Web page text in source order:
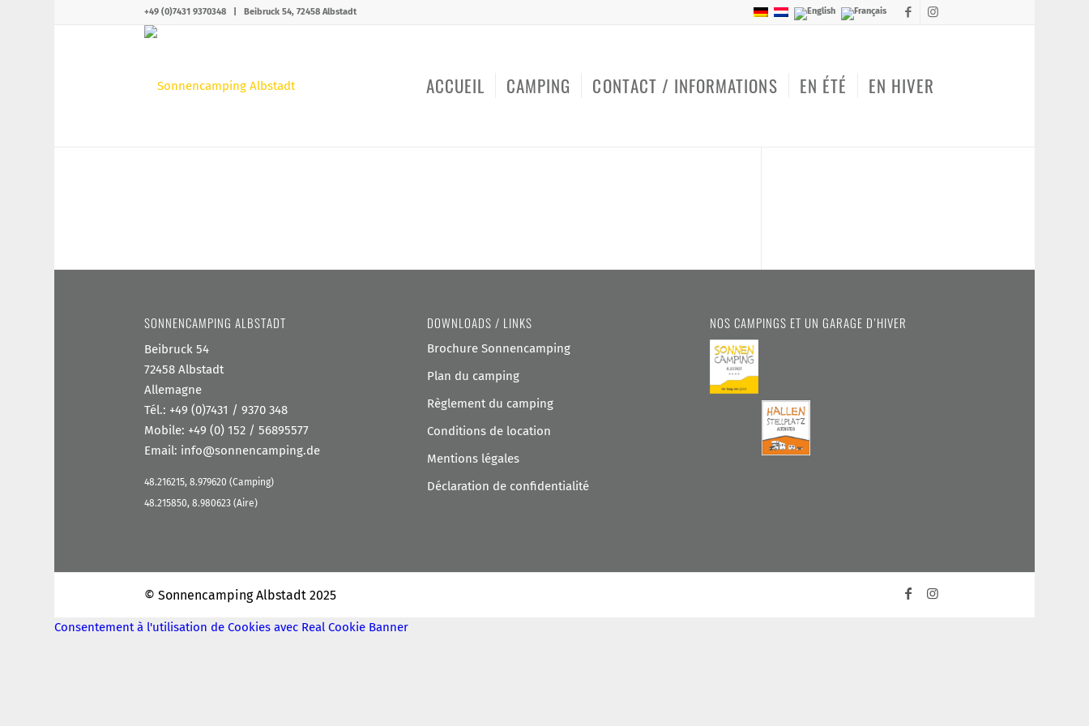
+49 (0)7431 9370348| Beibruck 54, 72458 Albstadt
ACCUEIL CAMPING CONTACT / INFORMATIONS EN ÉTÉ EN HIVER
SONNENCAMPING ALBSTADT
Beibruck 54
72458 Albstadt
Allemagne
Tél.: +49 (0)7431 / 9370 348
Mobile: +49 (0) 152 / 56895577
Email: info@sonnencamping.de
48.216215, 8.979620 (Camping)
48.215850, 8.980623 (Aire)
DOWNLOADS / LINKS
Brochure Sonnencamping
Plan du camping
Règlement du camping
Conditions de location
Mentions légales
Déclaration de confidentialité
NOS CAMPINGS ET UN GARAGE D’HIVER
© Sonnencamping Albstadt 2025
Consentement à l'utilisation de Cookies avec Real Cookie Banner